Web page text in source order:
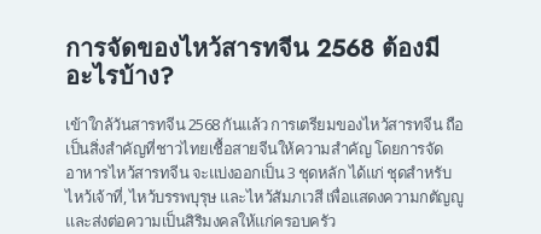
การจัดของไหว้สารทจีน 2568 ต้องมี
อะไรบ้าง?
เข้าใกล้วันสารทจีน 2568 กันแล้ว การเตรียมของไหว้สารทจีน ถือ
เป็นสิ่งสำคัญที่ชาวไทยเชื้อสายจีนให้ความสำคัญ โดยการจัด
อาหารไหว้สารทจีน จะแบ่งออกเป็น 3 ชุดหลัก ได้แก่ ชุดสำหรับ
ไหว้เจ้าที่, ไหว้บรรพบุรุษ และไหว้สัมภเวสี เพื่อแสดงความกตัญญู
และส่งต่อความเป็นสิริมงคลให้แก่ครอบครัว